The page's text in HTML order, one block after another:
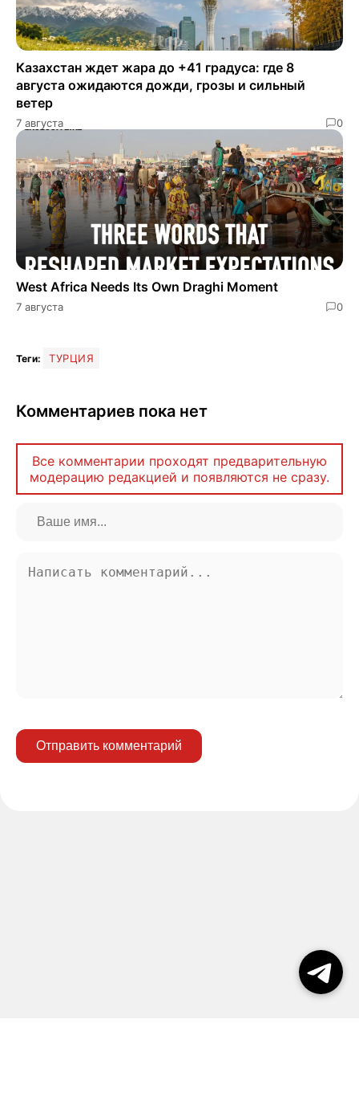
Казахстан ждет жара до +41 градуса: где 8
августа ожидаются дожди, грозы и сильный
ветер
7 августа 0
West Africa Needs Its Own Draghi Moment
7 августа 0
Теги: ТУРЦИЯ
Комментариев пока нет
Все комментарии проходят предварительную
модерацию редакцией и появляются не сразу.
Отправить комментарий